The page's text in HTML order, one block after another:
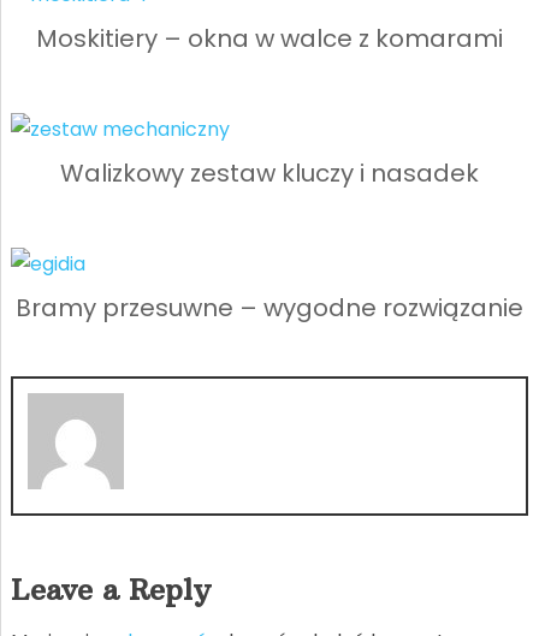
Moskitiery – okna w walce z komarami
Walizkowy zestaw kluczy i nasadek
Bramy przesuwne – wygodne rozwiązanie
Leave a Reply